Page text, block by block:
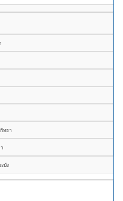
ทธา
บัง